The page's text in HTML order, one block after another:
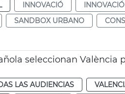
INNOVACIÓ
SANDBOX URBANO
LAS AUDIENCIAS